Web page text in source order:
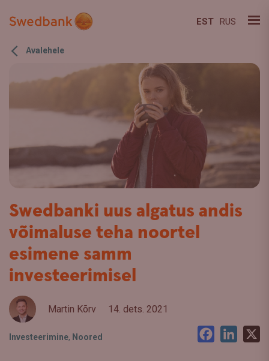
EST RUS
Avalehele
Swedbanki uus algatus andis
võimaluse teha noortel
esimene samm
investeerimisel
Martin Kõrv 14. dets. 2021
Investeerimine, Noored Facebook